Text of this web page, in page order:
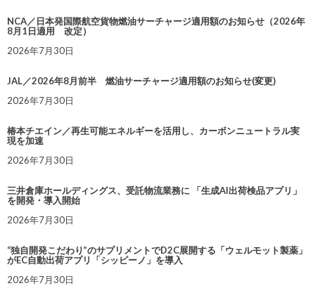
NCA／日本発国際航空貨物燃油サーチャージ適用額のお知らせ（2026年
8月1日適用 改定）
2026年7月30日
JAL／2026年8月前半 燃油サーチャージ適用額のお知らせ(変更)
2026年7月30日
椿本チエイン／再生可能エネルギーを活用し、カーボンニュートラル実
現を加速
2026年7月30日
三井倉庫ホールディングス、受託物流業務に 「生成AI出荷検品アプリ」
を開発・導入開始
2026年7月30日
“独自開発こだわり”のサプリメントでD2C展開する「ウェルモット製薬」
がEC自動出荷アプリ「シッピーノ」を導入
2026年7月30日